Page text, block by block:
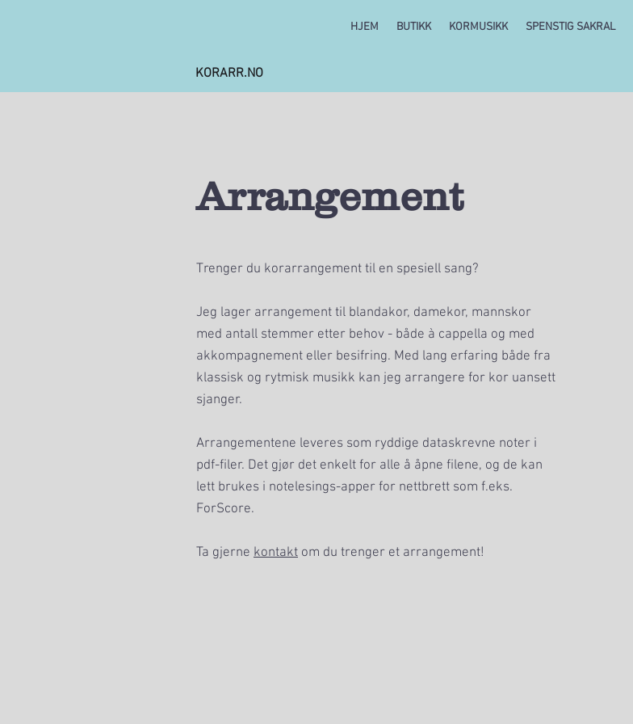
HJEM BUTIKK KORMUSIKK SPENSTIG SAKRAL
KORARR.NO
Arrangement
Trenger du korarrangement til en spesiell sang?
Jeg lager arrangement til blandakor, damekor, mannskor
med antall stemmer etter behov - både à cappella og med
akkompagnement eller besifring. Med lang erfaring både fra
klassisk og rytmisk musikk kan jeg arrangere for kor uansett
sjanger.
Arrangementene leveres som ryddige dataskrevne noter i
pdf-filer. Det gjør det enkelt for alle å åpne filene, og de kan
lett brukes i notelesings-apper for nettbrett som f.eks.
ForScore.
Ta gjerne kontakt om du trenger et arrangement!